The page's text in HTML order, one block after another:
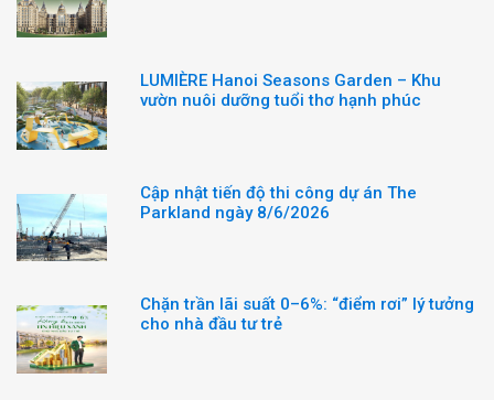
LUMIÈRE Hanoi Seasons Garden – Khu
vườn nuôi dưỡng tuổi thơ hạnh phúc
Cập nhật tiến độ thi công dự án The
Parkland ngày 8/6/2026
Chặn trần lãi suất 0–6%: “điểm rơi” lý tưởng
cho nhà đầu tư trẻ